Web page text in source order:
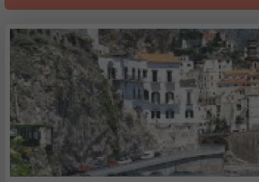
70131 отзыв наших
Сертификаты
О нас
Для бизнеса